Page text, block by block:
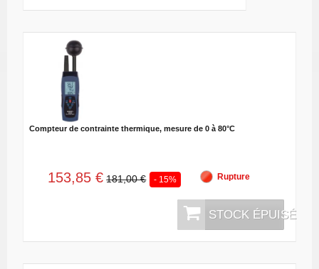
Compteur de contrainte thermique, mesure de 0 à 80°C
153,85 € 181,00 € - 15% Rupture
STOCK ÉPUISÉ